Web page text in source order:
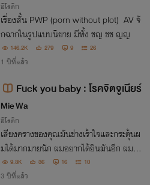
อีโรติก
เรื่องสั้น PWP (porn without plot) AV จั
กฉากในรูปแบบนิยาย มีทั้ง ชญ ชช ญญ
146.2K 279 9 26
1 ปีที่แล้ว
Fuck you baby : โรคจิตจูเนียร์
Mie Wa
อีโรติก
เสียงครางของคุณมันช่างเร้าใจและกระตุ้นผ
มได้มากมายนัก ผมอยากได้ยินมันอีก ผมอย
ากได้ยิน ผมอยากได้ยินมันทุกวัน พระเจ้านี่ผ
มเสพติดคุณแล้วหรือ?
9.3K 36 16 10
3 ปีที่แล้ว